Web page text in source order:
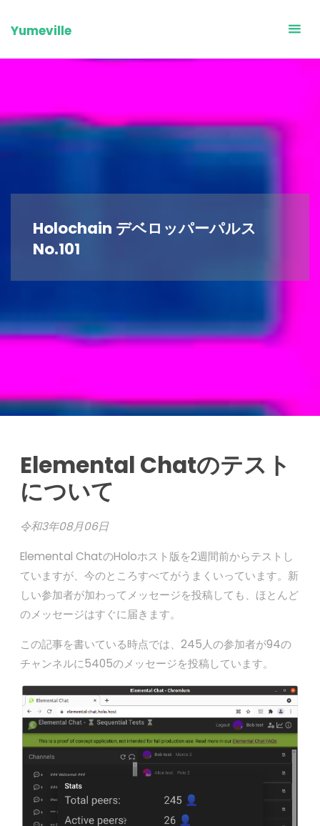
toYumeville
Holochain デベロッパーパルス
No.101
Elemental Chatのテスト
について
令和3年08月06日
Elemental ChatのHoloホスト版を2週間前からテストし
ていますが、今のところすべてがうまくいっています。新
しい参加者が加わってメッセージを投稿しても、ほとんど
のメッセージはすぐに届きます。
この記事を書いている時点では、245人の参加者が94の
チャンネルに5405のメッセージを投稿しています。